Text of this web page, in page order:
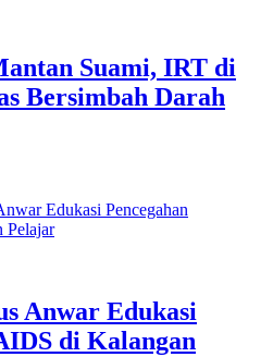
Suami, IRT di
Bersimbah Darah
Anwar Edukasi
di Kalangan